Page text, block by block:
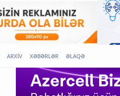
ARXİV XƏBƏRLƏR ƏLAQƏ